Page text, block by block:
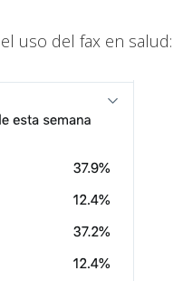
uso del fax en salud: